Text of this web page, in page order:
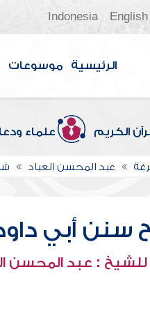
English
Indonesia
الرئيسية موسوعات
الكريم علماء
عبد المحسن العباد
سنن أبي داود
للشيخ : عبد المحسن